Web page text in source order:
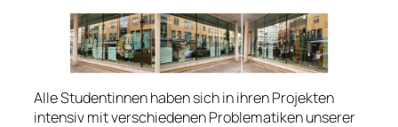
Alle Studentinnen haben sich in ihren Projekten
intensiv mit verschiedenen Problematiken unserer